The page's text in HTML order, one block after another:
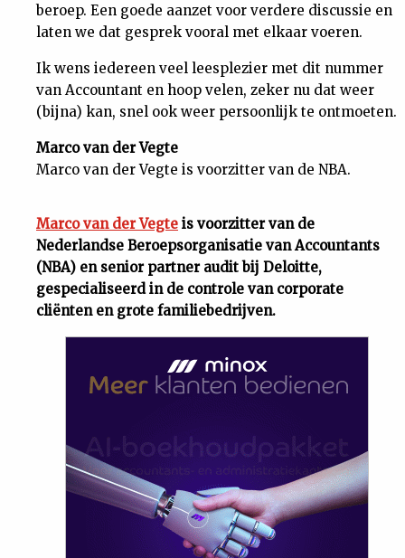
beroep. Een goede aanzet voor verdere discussie en
laten we dat gesprek vooral met elkaar voeren.
Ik wens iedereen veel leesplezier met dit nummer
van Accountant en hoop velen, zeker nu dat weer
(bijna) kan, snel ook weer persoonlijk te ontmoeten.
Marco van der Vegte
Marco van der Vegte is voorzitter van de NBA.
Marco van der Vegte is voorzitter van de
Nederlandse Beroepsorganisatie van Accountants
(NBA) en senior partner audit bij Deloitte,
gespecialiseerd in de controle van corporate
cliënten en grote familiebedrijven.